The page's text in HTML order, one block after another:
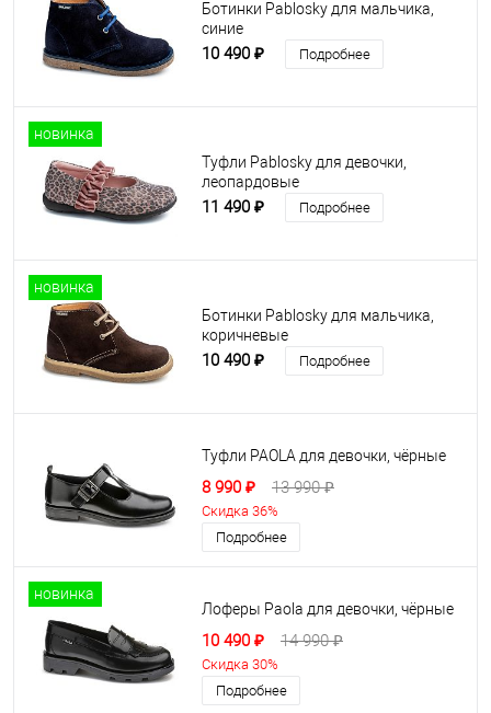
Ботинки Pablosky для мальчика,
синие
10 490 ₽ Подробнее
новинка
Туфли Pablosky для девочки,
леопардовые
11 490 ₽ Подробнее
новинка
Ботинки Pablosky для мальчика,
коричневые
10 490 ₽ Подробнее
Туфли PAOLA для девочки, чёрные
8 990 ₽ 13 990 ₽
Скидка 36%
Подробнее
новинка
Лоферы Paola для девочки, чёрные
10 490 ₽ 14 990 ₽
Скидка 30%
Подробнее